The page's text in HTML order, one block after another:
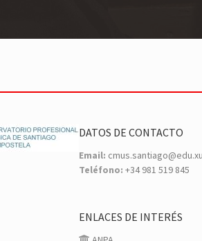
DATOS DE CONTACTO
Email:
Teléfono: +34 981 519 845
ENLACES DE INTERÉS